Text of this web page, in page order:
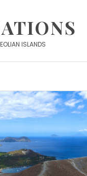
ISLANDS